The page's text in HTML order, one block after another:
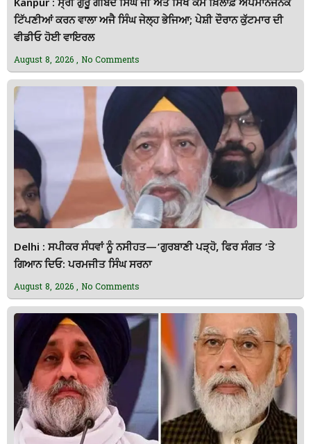
Kanpur : ਸ੍ਰੀ ਗੁਰੂ ਗੋਬਿੰਦ ਸਿੰਘ ਜੀ ਅਤੇ ਸਿੱਖ ਕੌਮ ਖ਼ਿਲਾਫ਼ ਅਪਮਾਨਜਨਕ
ਟਿੱਪਣੀਆਂ ਕਰਨ ਵਾਲਾ ਅਜੈ ਸਿੰਘ ਜੇਲ੍ਹ ਭੇਜਿਆ; ਪੇਸ਼ੀ ਦੌਰਾਨ ਕੁੱਟਮਾਰ ਦੀ
ਵੀਡੀਓ ਹੋਈ ਵਾਇਰਲ
August 8, 2026 No Comments
Delhi : ਸਪੀਕਰ ਸੰਧਵਾਂ ਨੂੰ ਨਸੀਹਤ—’ਗੁਰਬਾਣੀ ਪੜ੍ਹੋ, ਫਿਰ ਸੰਗਤ ‘ਤੇ
ਗਿਆਨ ਦਿਓ: ਪਰਮਜੀਤ ਸਿੰਘ ਸਰਨਾ
August 8, 2026 No Comments